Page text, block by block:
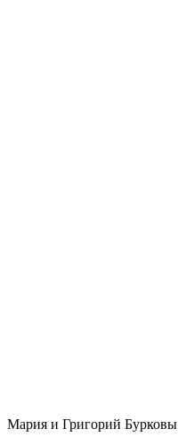
Мария и Григорий Бурковы